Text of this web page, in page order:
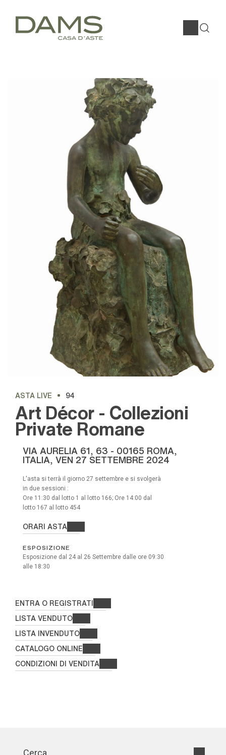
ASTA LIVE 94
Art Décor - Collezioni
Private Romane
VIA AURELIA 61, 63 - 00165 ROMA,
ITALIA, VEN 27 SETTEMBRE 2024
L'asta si terrà il giorno 27 settembre e si svolgerà
in due sessioni :
Ore 11:30 dal lotto 1 al lotto 166; Ore 14:00 dal
lotto 167 al lotto 454
ORARI ASTA
ESPOSIZIONE
Esposizione dal 24 al 26 Settembre dalle ore 09:30
alle 18:30
ENTRA O REGISTRATI
LISTA VENDUTO
LISTA INVENDUTO
CATALOGO ONLINE
CONDIZIONI DI VENDITA